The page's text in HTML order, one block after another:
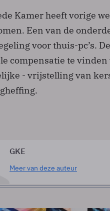
Kamer heeft vorige
Een van de
voor thuis-pc’s.
compensatie te
- vrijstelling van
GKE
Meer van deze auteur